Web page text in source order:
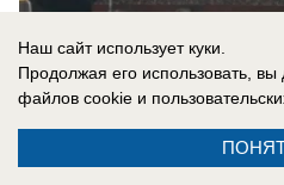
Наш сайт использует куки.
Продолжая его использовать, вы
файлов cookie и